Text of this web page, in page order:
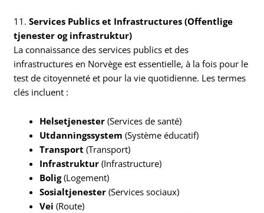
11.Services Publics et Infrastructures (Offentlige
tjenester og infrastruktur)
La connaissance des services publics et des
infrastructures en Norvège est essentielle, à la fois pour le
test de citoyenneté et pour la vie quotidienne. Les termes
clés incluent :
Helsetjenester (Services de santé)
Utdanningssystem (Système éducatif)
Transport (Transport)
Infrastruktur (Infrastructure)
Bolig(Logement)
Sosialtjenester (Services sociaux)
Vei (Route)